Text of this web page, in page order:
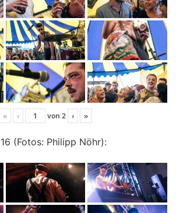
« ‹ von 2 › »
(Fotos: Philipp Nöhr):